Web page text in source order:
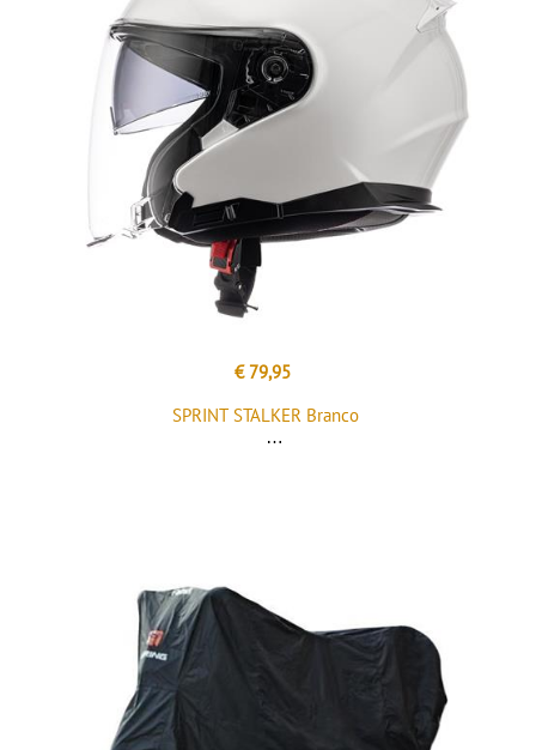
€ 79,95
SPRINT STALKER Branco